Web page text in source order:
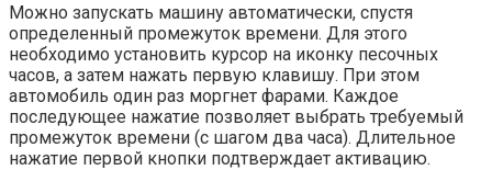
Можно запускать машину автоматически, спустя
определенный промежуток времени. Для этого
необходимо установить курсор на иконку песочных
часов, а затем нажать первую клавишу. При этом
автомобиль один раз моргнет фарами. Каждое
последующее нажатие позволяет выбрать требуемый
промежуток времени (с шагом два часа). Длительное
нажатие первой кнопки подтверждает активацию.